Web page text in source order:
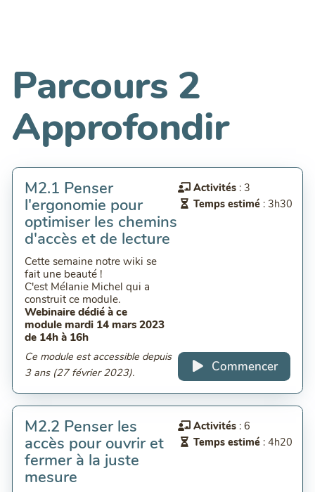
Parcours 2
Approfondir
M2.1 Penser
l'ergonomie pour
optimiser les chemins
d'accès et de lecture
Cette semaine notre wiki se
fait une beauté !
C'est Mélanie Michel qui a
construit ce module.
Webinaire dédié à ce
module mardi 14 mars 2023
de 14h à 16h
Ce module est accessible depuis
3 ans (27 février 2023).
Activités : 3
Temps estimé : 3h30
Commencer
M2.2 Penser les
accès pour ouvrir et
fermer à la juste
mesure
Activités : 6
Temps estimé : 4h20